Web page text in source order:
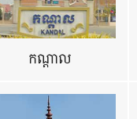
កណ្តាល